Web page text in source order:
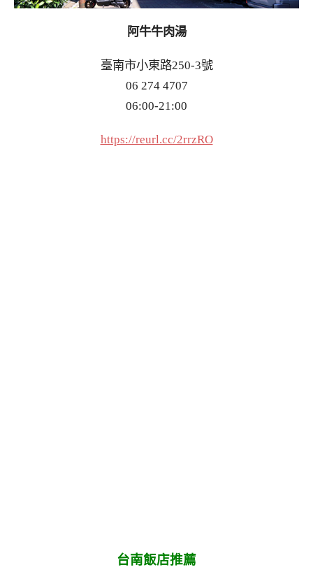
阿牛牛肉湯
臺南市小東路250-3號
06 274 4707
06:00-21:00
https://reurl.cc/2rrzRO
台南飯店推薦